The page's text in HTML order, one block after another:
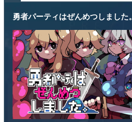
勇者パーティはぜんめつしました。